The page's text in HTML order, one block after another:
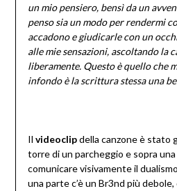
un mio pensiero, bensì da un
penso sia un modo per rendermi
accadono e giudicarle con un
alle mie sensazioni, ascoltando la
liberamente. Questo è quello che
infondo è la scrittura stessa una
Il videoclipdella canzone è stato
torre di un parcheggio e sopra
comunicare visivamente il
una parte c’è un Br3nd più